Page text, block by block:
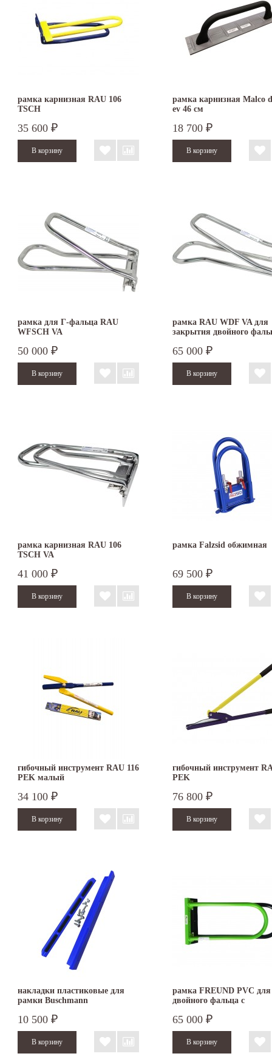
рамка карнизная RAU 106
TSCH
35 600 ₽
рамка карнизная Malco
ev 46 см
18 700 ₽
рамка для Г-фальца RAU
WFSCH VA
50 000 ₽
рамка RAU WDF VA для
закрытия двойного
65 000 ₽
рамка карнизная RAU 106
TSCH VA
41 000 ₽
рамка Falzsid обжимная
69 500 ₽
гибочный инструмент RAU 116
PEK малый
34 100 ₽
гибочный инструмент
PEK
76 800 ₽
накладки пластиковые для
рамки Buschmann
10 500 ₽
рамка FREUND PVC для
двойного фальца с
65 000 ₽